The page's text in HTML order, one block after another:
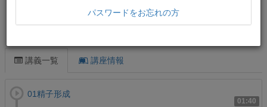
講義一覧 講座情報
01:40
01精子形成
パスワードをお忘れの方